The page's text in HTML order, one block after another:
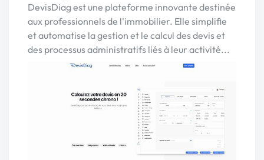
DevisDiag est une plateforme innovante destinée
aux professionnels de l'immobilier. Elle simplifie
et automatise la gestion et le calcul des devis et
des processus administratifs liés à leur activité...